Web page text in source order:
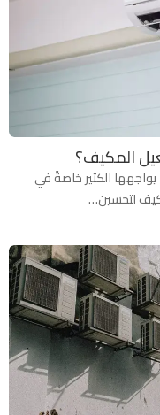
المكيف؟
يواجهها الكثير خاصةً في
لتحسين…